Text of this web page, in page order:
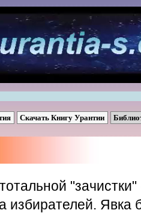
Скачать Книгу Урантии
избирателей. Явка